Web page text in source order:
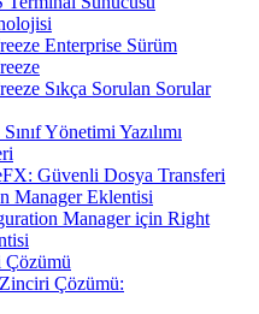
Enterprise Sürüm
Sıkça Sorulan Sorular
Yönetimi Yazılımı
Güvenli Dosya Transferi
Manager Eklentisi
Manager için Right
Çözümü
Çözümü: